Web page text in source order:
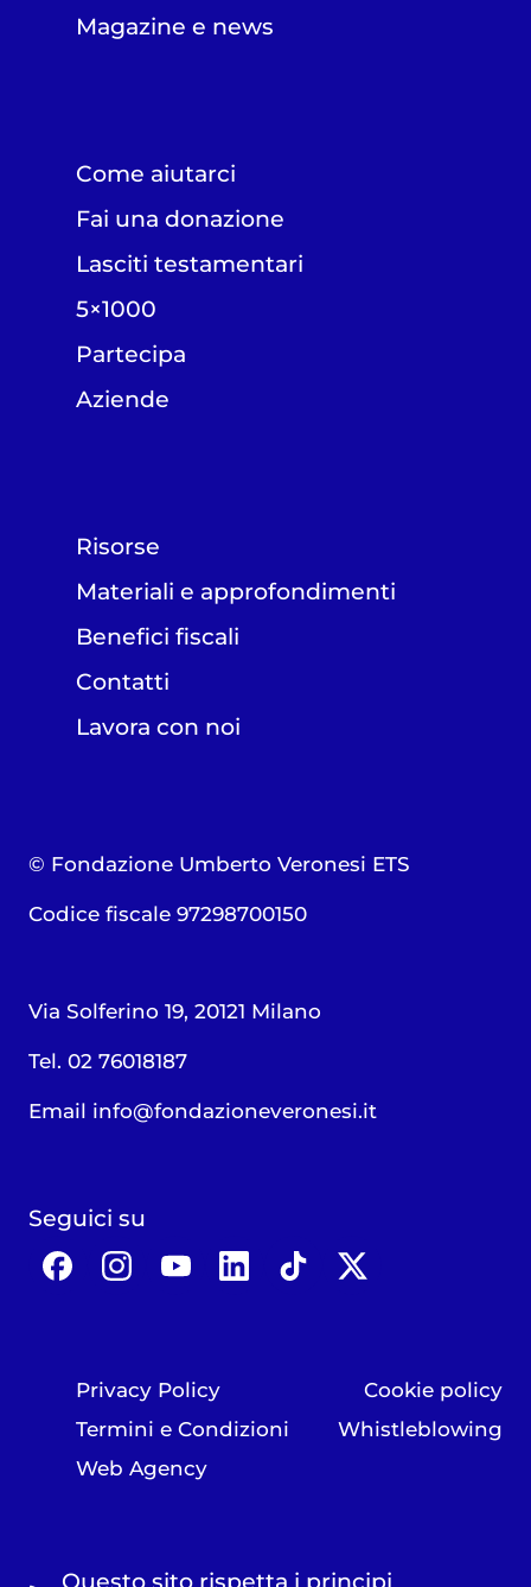
Magazine e news
Come aiutarci
Fai una donazione
Lasciti testamentari
5×1000
Partecipa
Aziende
Risorse
Materiali e approfondimenti
Benefici fiscali
Contatti
Lavora con noi
© Fondazione Umberto Veronesi ETS
Codice fiscale 97298700150
Via Solferino 19, 20121 Milano
Tel. 02 76018187
Email info@fondazioneveronesi.it
Seguici su
Privacy Policy
Cookie policy
Termini e Condizioni
Whistleblowing
Web Agency
Questo sito rispetta i principi